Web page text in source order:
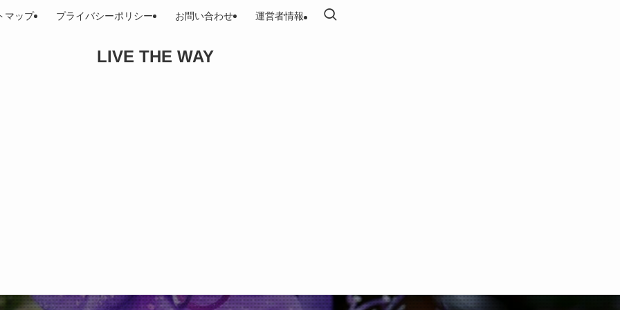
LIVE THE WAY
マップ プライバシーポリシー お問い合わせ 運営者情報